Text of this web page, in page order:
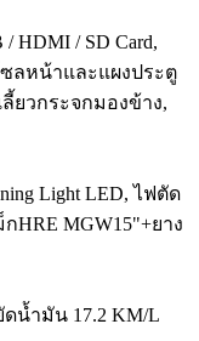
HDMI / SD Card,
ลหน้าและแผงประตู
ยวกระจกมองข้าง,
Light LED, ไฟตัด
HRE MGW15"+ยาง
ดน้ำมัน 17.2 KM/L